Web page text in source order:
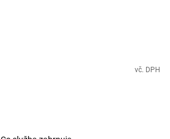
vč. DPH